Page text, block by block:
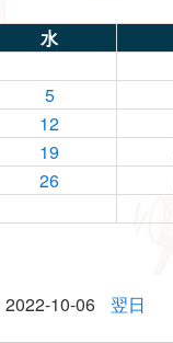
水
5
12
19
26
2022-10-06 翌日